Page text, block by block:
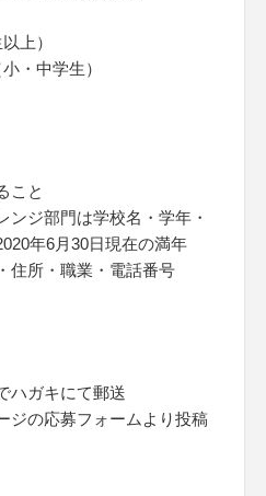
上）
・中学生）
こと
ンジ部門は学校名・学年・
年6月30日現在の満年
住所・職業・電話番号
ハガキにて郵送
ジの応募フォームより投稿